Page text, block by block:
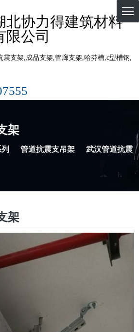
北协力得建筑材料
限公司
震支架,成品支架,管廊支架,哈芬槽,c型槽钢,
架
管道抗震支吊架
武汉管道抗震
架